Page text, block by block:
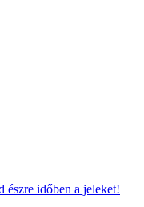
észre időben a jeleket!